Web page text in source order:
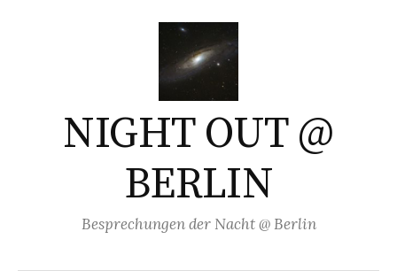
NIGHT OUT @
BERLIN
Besprechungen der Nacht @ Berlin